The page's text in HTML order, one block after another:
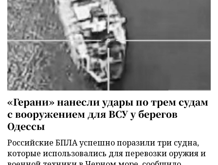
«Герани» нанесли удары по трем судам
с вооружением для ВСУ у берегов
Одессы
Российские БПЛА успешно поразили три судна,
которые использовались для перевозки оружия и